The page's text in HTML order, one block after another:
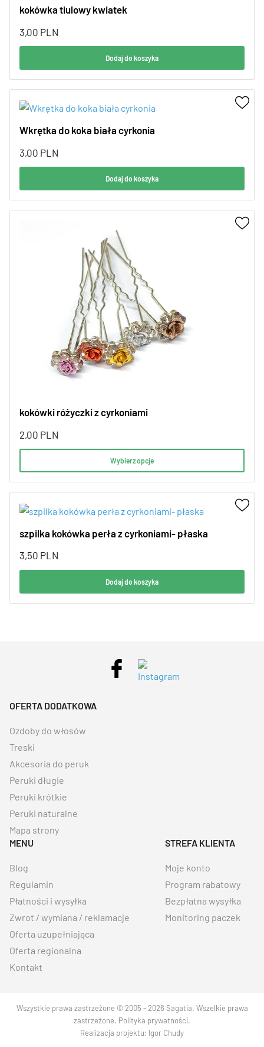
kokówka tiulowy kwiatek
3,00 PLN
Dodaj do koszyka
Wkrętka do koka biała cyrkonia
3,00 PLN
Dodaj do koszyka
kokówki różyczki z cyrkoniami
2,00 PLN
Wybierz opcje
szpilka kokówka perła z cyrkoniami- płaska
3,50 PLN
Dodaj do koszyka
OFERTA DODATKOWA
Ozdoby do włosów
Treski
Akcesoria do peruk
Peruki długie
Peruki krótkie
Peruki naturalne
Mapa strony
MENU
Blog
Regulamin
Płatności i wysyłka
Zwrot / wymiana / reklamacje
Oferta uzupełniająca
Oferta regionalna
Kontakt
STREFA KLIENTA
Moje konto
Program rabatowy
Bezpłatna wysyłka
Monitoring paczek
Wszystkie prawa zastrzeżone © 2005 - 2026 Sagatia. Wszelkie prawa
zastrzeżone. Polityka prywatności.
Realizacja projektu: Igor Chudy